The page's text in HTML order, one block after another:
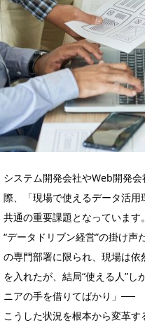
システム開発会社やWeb開発
際、「現場で使えるデータ活
共通の重要課題となっています。
“データドリブン経営”の掛け
の専門部署に限られ、現場は
を入れたが、結局“使える人”
ニアの手を借りてばかり」──
こうした状況を根本から変革